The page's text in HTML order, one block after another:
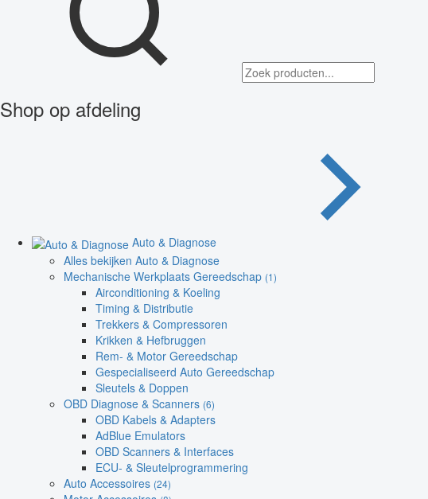
Shop op afdeling
Auto & Diagnose
Alles bekijken Auto & Diagnose
Mechanische Werkplaats Gereedschap (1)
Airconditioning & Koeling
Timing & Distributie
Trekkers & Compressoren
Krikken & Hefbruggen
Rem- & Motor Gereedschap
Gespecialiseerd Auto Gereedschap
Sleutels & Doppen
OBD Diagnose & Scanners (6)
OBD Kabels & Adapters
AdBlue Emulators
OBD Scanners & Interfaces
ECU- & Sleutelprogrammering
Auto Accessoires (24)